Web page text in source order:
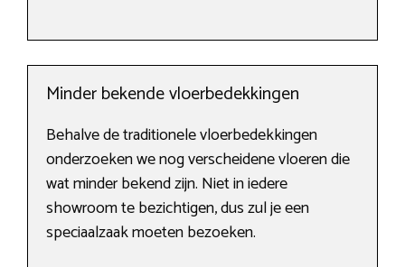
Minder bekende vloerbedekkingen
Behalve de traditionele vloerbedekkingen
onderzoeken we nog verscheidene vloeren die
wat minder bekend zijn. Niet in iedere
showroom te bezichtigen, dus zul je een
speciaalzaak moeten bezoeken.